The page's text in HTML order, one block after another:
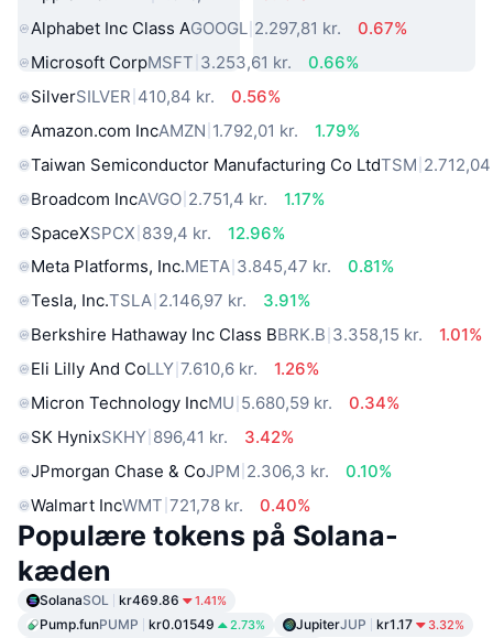
Alphabet Inc Class AGOOGL 2.297,81 kr.
0.67%
Microsoft CorpMSFT 3.253,61 kr.
0.66%
SilverSILVER 410,84 kr.
0.56%
Amazon.com IncAMZN 1.792,01 kr.
1.79%
Taiwan Semiconductor Manufacturing Co LtdTSM
Broadcom IncAVGO 2.751,4 kr.
1.17%
SpaceXSPCX 839,4 kr.
12.96%
Meta Platforms, Inc.META 3.845,47 kr.
0.81%
Tesla, Inc.TSLA 2.146,97 kr.
3.91%
Berkshire Hathaway Inc Class BBRK.B 3.358,15 kr.
1.01%
Eli Lilly And CoLLY 7.610,6 kr.
1.26%
Micron Technology IncMU 5.680,59 kr.
0.34%
SK HynixSKHY 896,41 kr.
3.42%
JPmorgan Chase & CoJPM 2.306,3 kr.
0.10%
Walmart IncWMT 721,78 kr. 0.40%
Populære tokens på Solana-
kæden
SolanaSOL kr469.86 1.41%
Pump.funPUMP kr0.01549 2.73% JupiterJUP kr1.17 3.32%